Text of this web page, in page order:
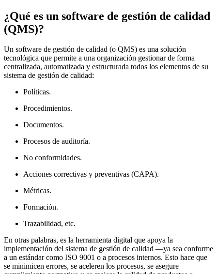
¿Qué es un software de gestión de calidad
(QMS)?
Un software de gestión de calidad (o QMS) es una solución
tecnológica que permite a una organización gestionar de forma
centralizada, automatizada y estructurada todos los elementos de su
sistema de gestión de calidad:
Políticas.
Procedimientos.
Documentos.
Procesos de auditoría.
No conformidades.
Acciones correctivas y preventivas (CAPA).
Métricas.
Formación.
Trazabilidad, etc.
En otras palabras, es la herramienta digital que apoya la
implementación del sistema de gestión de calidad —ya sea conforme
a un estándar como ISO 9001 o a procesos internos. Esto hace que
se minimicen errores, se aceleren los procesos, se asegure